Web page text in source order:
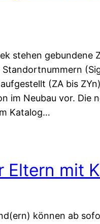
stehen
Standortnummern
(ZA bis
im Neubau vor. Die
Katalog…
Eltern mit
können ab